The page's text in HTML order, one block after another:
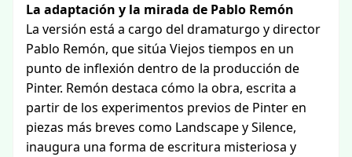
La adaptación y la mirada de Pablo Remón
La versión está a cargo del dramaturgo y director
Pablo Remón, que sitúa Viejos tiempos en un
punto de inflexión dentro de la producción de
Pinter. Remón destaca cómo la obra, escrita a
partir de los experimentos previos de Pinter en
piezas más breves como Landscape y Silence,
inaugura una forma de escritura misteriosa y